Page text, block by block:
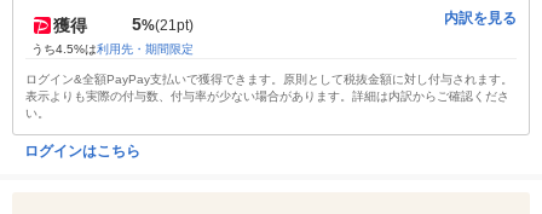
獲得 5%(21pt)
うち4.5%は利用先・期間限定
内訳を見る
ログイン&全額PayPay支払いで獲得できます。原則として税抜金額に対し付与されます。
表示よりも実際の付与数、付与率が少ない場合があります。詳細は内訳からご確認くださ
い。
ログインはこちら